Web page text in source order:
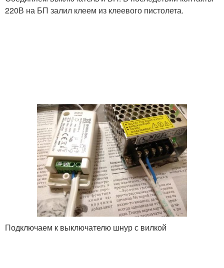
220В на БП залил клеем из клеевого пистолета.
Подключаем к выключателю шнур с вилкой